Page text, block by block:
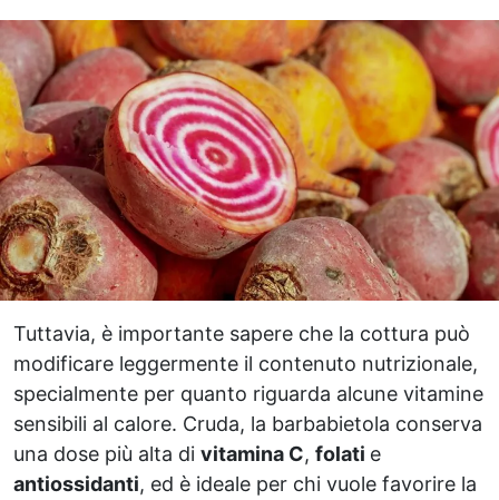
Tuttavia, è importante sapere che la cottura può
modificare leggermente il contenuto nutrizionale,
specialmente per quanto riguarda alcune vitamine
sensibili al calore. Cruda, la barbabietola conserva
una dose più alta di vitamina C, folati e
antiossidanti, ed è ideale per chi vuole favorire la